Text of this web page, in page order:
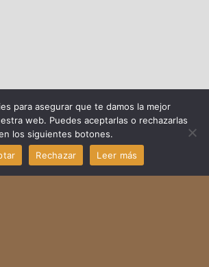
para asegurar que te damos la mejor
web. Puedes aceptarlas o rechazarlas
los siguientes botones.
Rechazar Leer más